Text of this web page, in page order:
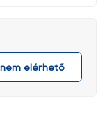
elérhető